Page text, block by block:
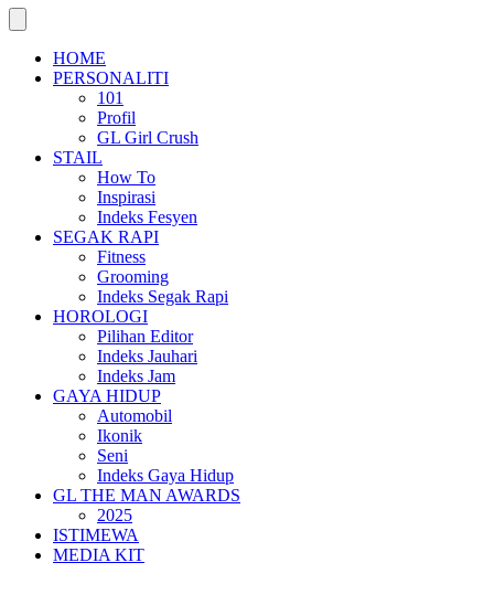
HOME
PERSONALITI
101
Profil
GL Girl Crush
STAIL
How To
Inspirasi
Indeks Fesyen
SEGAK RAPI
Fitness
Grooming
Indeks Segak Rapi
HOROLOGI
Pilihan Editor
Indeks Jauhari
Indeks Jam
GAYA HIDUP
Automobil
Ikonik
Seni
Indeks Gaya Hidup
GL THE MAN AWARDS
2025
ISTIMEWA
MEDIA KIT